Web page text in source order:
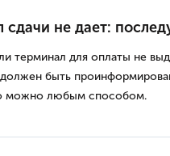
сдачи не дает:
терминал для оплаты не
должен быть
можно любым способом.